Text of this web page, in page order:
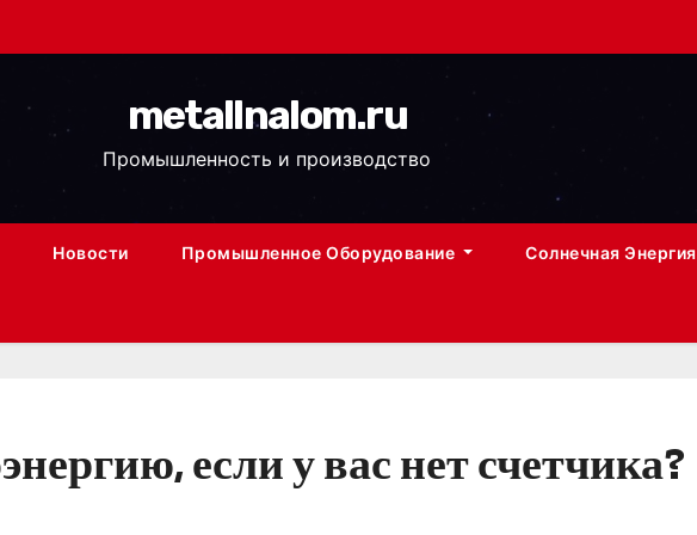
metallnalom.ru
Промышленность и производство
Новости Промышленное Оборудование Солнечная Энергия
если у вас нет счетчика?